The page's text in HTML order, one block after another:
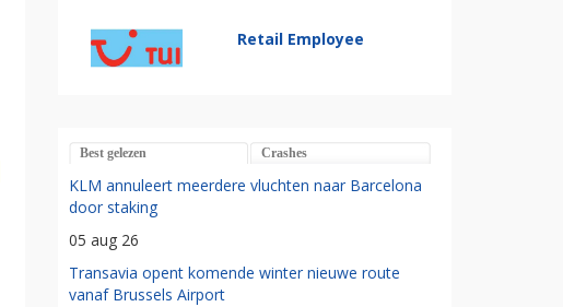
Retail Employee
Best gelezen Crashes
KLM annuleert meerdere vluchten naar Barcelona
door staking
05 aug 26
Transavia opent komende winter nieuwe route
vanaf Brussels Airport